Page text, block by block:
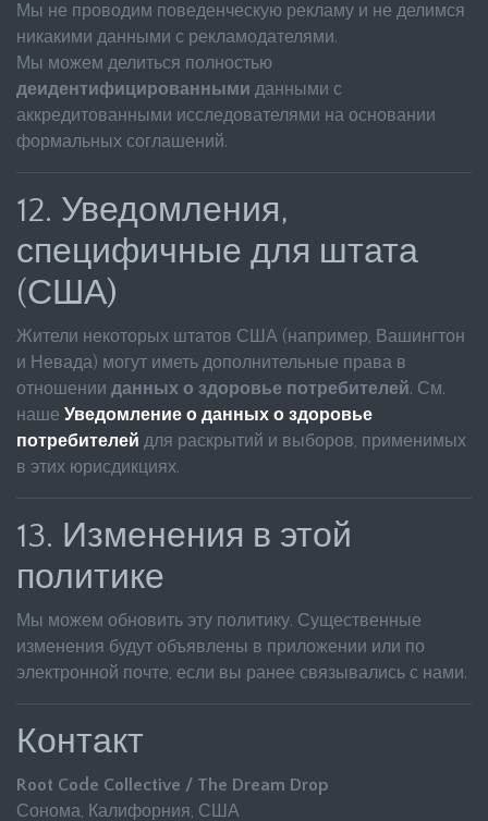
Мы не проводим поведенческую рекламу и не делимся
никакими данными с рекламодателями.
Мы можем делиться полностью
деидентифицированными данными с
аккредитованными исследователями на основании
формальных соглашений.
12. Уведомления,
специфичные для штата
(США)
Жители некоторых штатов США (например, Вашингтон
и Невада) могут иметь дополнительные права в
отношении данных о здоровье потребителей. См.
наше Уведомление о данных о здоровье
потребителей для раскрытий и выборов, применимых
в этих юрисдикциях.
13. Изменения в этой
политике
Мы можем обновить эту политику. Существенные
изменения будут объявлены в приложении или по
электронной почте, если вы ранее связывались с нами.
Контакт
Root Code Collective / The Dream Drop
Сонома, Калифорния, США